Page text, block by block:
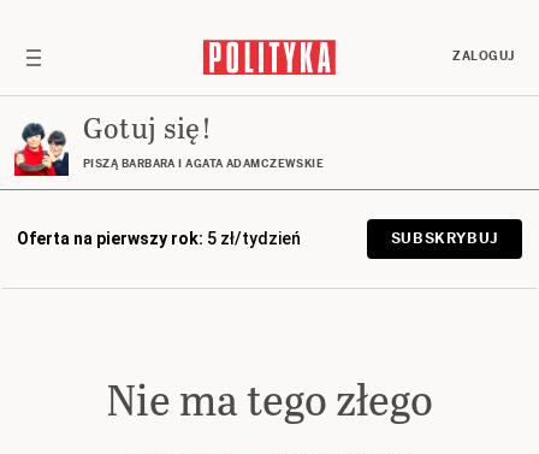
ZALOGUJ
Gotuj się!
PISZĄ BARBARA I AGATA ADAMCZEWSKIE
Oferta na pierwszy rok: 5 zł/tydzień SUBSKRYBUJ
Nie ma tego złego